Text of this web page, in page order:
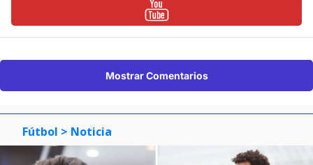
Mostrar Comentarios
Fútbol > Noticia